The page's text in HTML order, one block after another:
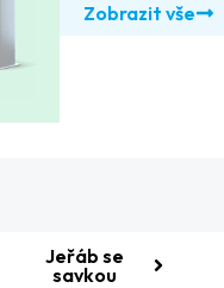
Zobrazit vše
Jeřáb se
savkou